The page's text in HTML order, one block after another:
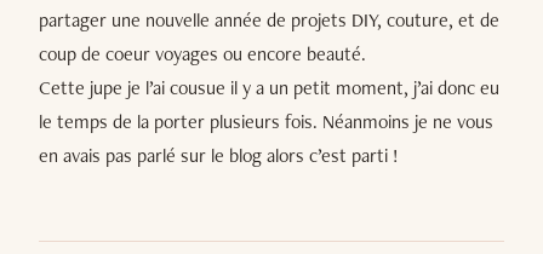
partager une nouvelle année de projets DIY, couture, et de
coup de coeur voyages ou encore beauté.
Cette jupe je l’ai cousue il y a un petit moment, j’ai donc eu
le temps de la porter plusieurs fois. Néanmoins je ne vous
en avais pas parlé sur le blog alors c’est parti !